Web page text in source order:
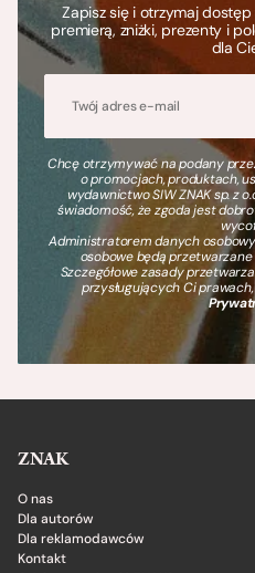
Zapisz się i otrzymaj
premierą, zniżki, prezenty i
dla
Chcę otrzymywać na podany
o promocjach, produktach,
wydawnictwo SIW ZNAK sp. z
świadomość, że zgoda jest
Administratorem danych
osobowe będą
Szczegółowe zasady
przysługujących Ci
ZNAK
O nas
Dla autorów
Dla reklamodawców
Kontakt